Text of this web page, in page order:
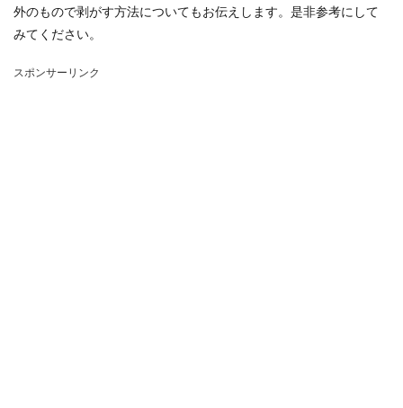
外のもので剥がす方法についてもお伝えします。是非参考にして
みてください。
スポンサーリンク